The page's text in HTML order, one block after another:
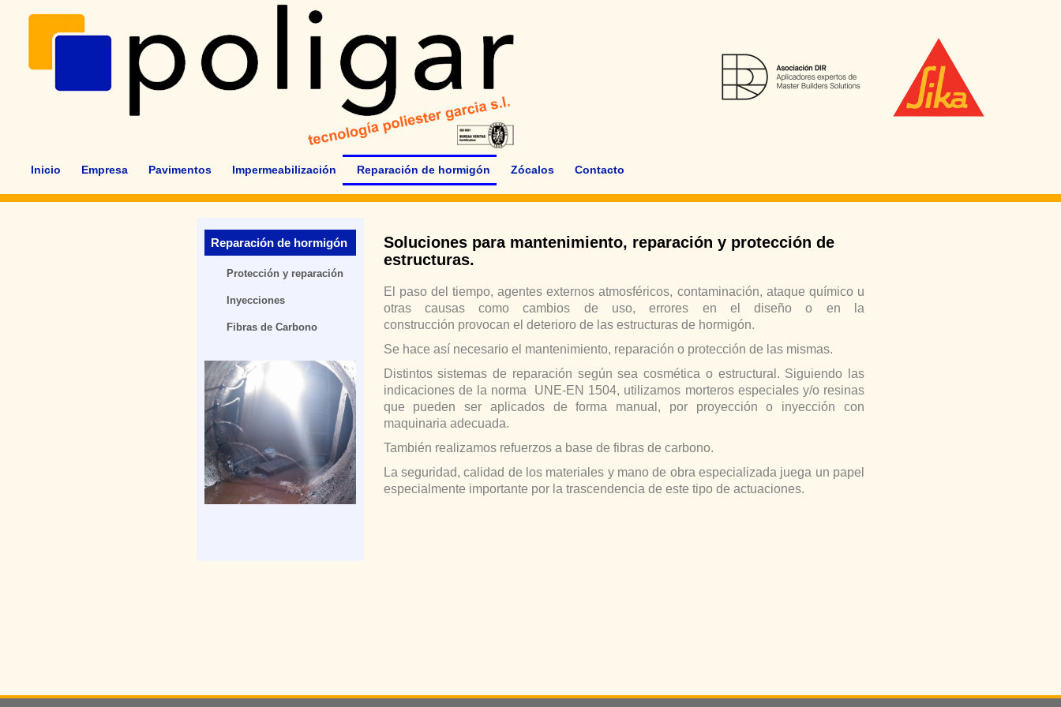
Inicio Empresa Pavimentos Impermeabilización Reparación de hormigón Zócalos Contacto
Reparación de hormigón
Protección y reparación
Inyecciones
Fibras de Carbono
Soluciones para mantenimiento, reparación y protección de
estructuras.
El paso del tiempo, agentes externos atmosféricos, contaminación, ataque químico u
otras causas como cambios de uso, errores en el diseño o en la
construcción provocan el deterioro de las estructuras de hormigón.
Se hace así necesario el mantenimiento, reparación o protección de las mismas.
Distintos sistemas de reparación según sea cosmética o estructural. Siguiendo las
indicaciones de la norma UNE-EN 1504, utilizamos morteros especiales y/o resinas
que pueden ser aplicados de forma manual, por proyección o inyección con
maquinaria adecuada.
También realizamos refuerzos a base de fibras de carbono.
La seguridad, calidad de los materiales y mano de obra especializada juega un papel
especialmente importante por la trascendencia de este tipo de actuaciones.